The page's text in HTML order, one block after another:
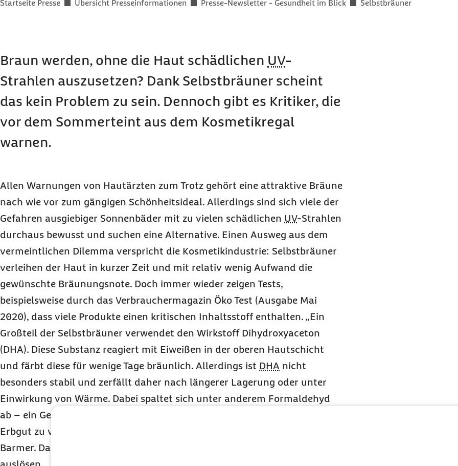
Sie befinden sich hier:
Startseite Presse Übersicht Presseinformationen Presse-Newsletter - Gesundheit im Blick Selbstbräuner
Braun werden, ohne die Haut schädlichen UV-
Strahlen auszusetzen? Dank Selbstbräuner scheint
das kein Problem zu sein. Dennoch gibt es Kritiker, die
vor dem Sommerteint aus dem Kosmetikregal
warnen.
Allen Warnungen von Hautärzten zum Trotz gehört eine attraktive Bräune
nach wie vor zum gängigen Schönheitsideal. Allerdings sind sich viele der
Gefahren ausgiebiger Sonnenbäder mit zu vielen schädlichen UV-Strahlen
durchaus bewusst und suchen eine Alternative. Einen Ausweg aus dem
vermeintlichen Dilemma verspricht die Kosmetikindustrie: Selbstbräuner
verleihen der Haut in kurzer Zeit und mit relativ wenig Aufwand die
gewünschte Bräunungsnote. Doch immer wieder zeigen Tests,
beispielsweise durch das Verbrauchermagazin Öko Test (Ausgabe Mai
2020), dass viele Produkte einen kritischen Inhaltsstoff enthalten. „Ein
Großteil der Selbstbräuner verwendet den Wirkstoff Dihydroxyaceton
(DHA). Diese Substanz reagiert mit Eiweißen in der oberen Hautschicht
und färbt diese für wenige Tage bräunlich. Allerdings ist DHA nicht
besonders stabil und zerfällt daher nach längerer Lagerung oder unter
Einwirkung von Wärme. Dabei spaltet sich unter anderem Formaldehyd
ab – ein Gefahrstoff, der unter Verdacht steht, Krebs auszulösen und das
Erbgut zu verändern“, erklärt
Barmer. Darüber hinaus kann Formaldehyd starke Kontaktallergien